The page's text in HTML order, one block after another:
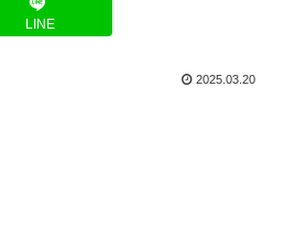
LINE
2025.03.20